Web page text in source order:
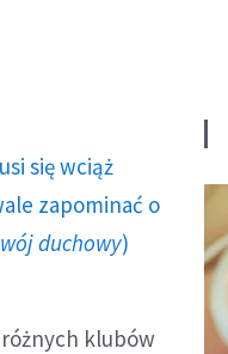
się wciąż
zapominać o
duchowy)
różnych klubów